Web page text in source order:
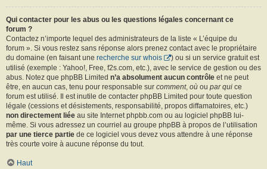
Qui contacter pour les abus ou les questions légales concernant ce
forum ?
Contactez n’importe lequel des administrateurs de la liste « L’équipe du
forum ». Si vous restez sans réponse alors prenez contact avec le propriétaire
du domaine (en faisant une recherche sur whois
) ou si un service gratuit est
utilisé (exemple : Yahoo!, Free, f2s.com, etc.), avec le service de gestion ou des
abus. Notez que phpBB Limited n’a absolument aucun contrôle et ne peut
être, en aucun cas, tenu pour responsable sur comment, où ou par qui ce
forum est utilisé. Il est inutile de contacter phpBB Limited pour toute question
légale (cessions et désistements, responsabilité, propos diffamatoires, etc.)
non directement liée au site Internet phpbb.com ou au logiciel phpBB lui-
même. Si vous adressez un courriel au groupe phpBB à propos de l’utilisation
par une tierce partie de ce logiciel vous devez vous attendre à une réponse
très courte voire à aucune réponse du tout.
Haut